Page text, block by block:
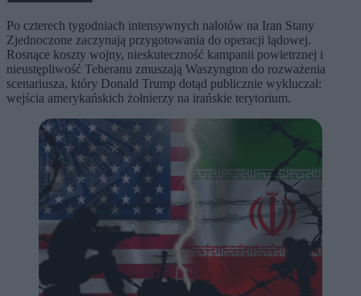
Po czterech tygodniach intensywnych nalotów na Iran Stany
Zjednoczone zaczynają przygotowania do operacji lądowej.
Rosnące koszty wojny, nieskuteczność kampanii powietrznej i
nieustępliwość Teheranu zmuszają Waszyngton do rozważenia
scenariusza, który Donald Trump dotąd publicznie wykluczał:
wejścia amerykańskich żołnierzy na irańskie terytorium.